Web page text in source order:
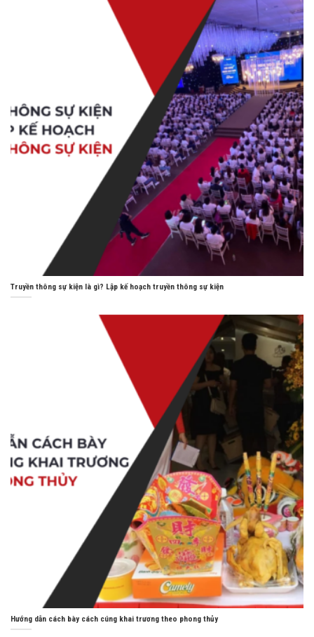
Truyền thông sự kiện là gì? Lập kế hoạch truyền thông sự kiện
Hướng dẫn cách bày cách cúng khai trương theo phong thủy